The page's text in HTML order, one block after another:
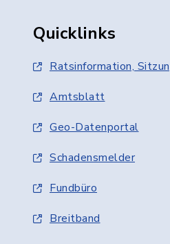
Quicklinks
Ratsinformation,
Amtsblatt
Geo-Datenportal
Schadensmelder
Fundbüro
Breitband